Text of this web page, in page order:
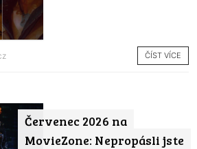
ČÍST VÍCE
Červenec 2026 na
MovieZone: Nepropásli jste